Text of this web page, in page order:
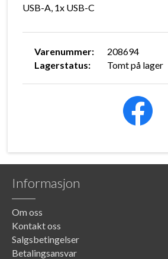
Varenummer:
208694
Lagerstatus:
Tomt på lager
USB-A, 1x USB-C
Informasjon
Om oss
Kontakt oss
Salgsbetingelser
Betalingsansvar